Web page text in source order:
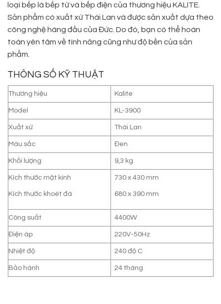
loại bếp là bếp từ và bếp điện của thương hiệu KALITE.
Sản phẩm có xuất xứ Thái Lan và được sản xuất dựa theo
công nghệ hàng đầu của Đức. Do đó, bạn có thể hoàn
toàn yên tâm về tính năng cũng như độ bền của sản
phẩm.
THÔNG SỐ KỸ THUẬT
Thương hiệu Kalite
Model KL-3900
Xuất xứ Thái Lan
Màu sắc Đen
Khối lượng 9,3 kg
Kích thước mặt kính
Kích thước khoét đá
730 x 430 mm
680 x 390 mm
Công suất 4400W
Điện áp 220V-50Hz
Nhiệt độ 240 độ C
Bảo hành 24 tháng